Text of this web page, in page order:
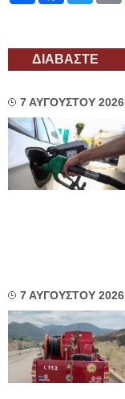
ΔΙΑΒΑΣΤΕ
7 ΑΥΓΟΥΣΤΟΥ 2026
7 ΑΥΓΟΥΣΤΟΥ 2026